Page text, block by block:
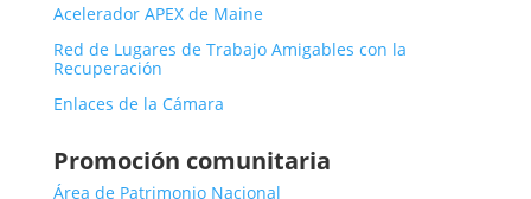
Acelerador APEX de Maine
Red de Lugares de Trabajo Amigables con la
Recuperación
Enlaces de la Cámara
Promoción comunitaria
Área de Patrimonio Nacional